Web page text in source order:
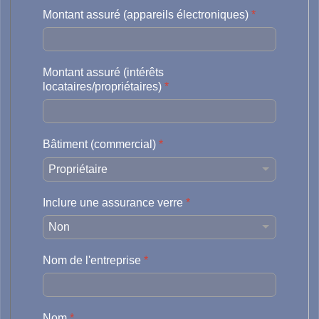
Assurance automobile
Assurance camionnette
Assurance moto
Équipement de travail
Bande-annonce
Assurance taxi
Montant assuré (appareils électroniques) *
Montant assuré (intérêts
locataires/propriétaires) *
Bâtiment (commercial) *
Inclure une assurance verre *
Nom de l'entreprise *